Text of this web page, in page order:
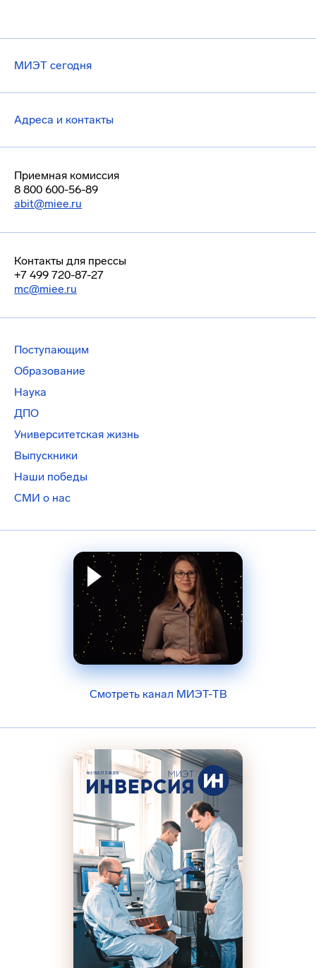
МИЭТ сегодня
Адреса и контакты
Приемная комиссия
8 800 600-56-89
abit@miee.ru
Контакты для прессы
+7 499 720-87-27
mc@miee.ru
Поступающим
Образование
Наука
ДПО
Университетская жизнь
Выпускники
Наши победы
СМИ о нас
Смотреть канал МИЭТ-ТВ